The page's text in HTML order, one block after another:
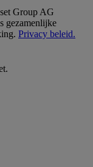
Group AG
gezamenlijke
Privacy beleid.